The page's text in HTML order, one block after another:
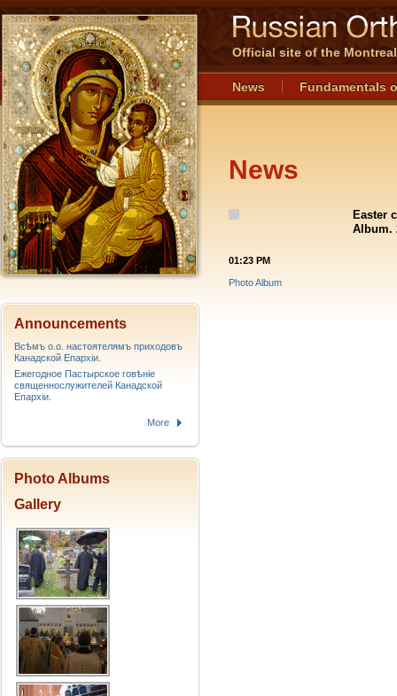
Official site of the
News Fundamentals
News
Easter
Album.
01:23 PM
Photo Album
Announcements
Всѣмъ о.о. настоятелямъ приходовъ
Канадской Епархiи.
Ежегодное Пастырское говѣніе
священнослужителей Канадской
Епархіи.
More
Photo Albums
Gallery